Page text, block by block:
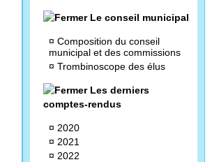
Le conseil municipal
¤ Composition du conseil
municipal et des commissions
¤ Trombinoscope des élus
Les derniers
comptes-rendus
¤ 2020
¤ 2021
¤ 2022